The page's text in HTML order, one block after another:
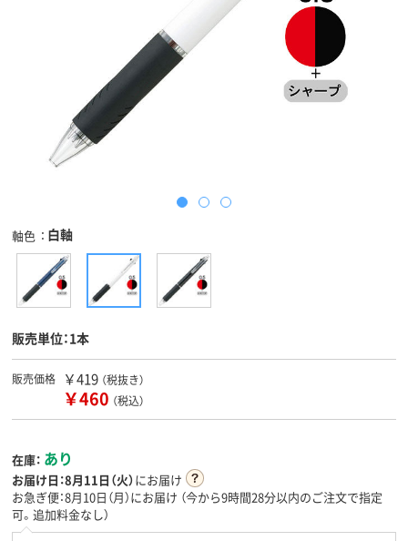
軸色 白軸
販売単位：1本
販売価格 ￥419 （税抜き）
￥460 （税込）
在庫： あり
お届け日：8月11日（火）にお届け
お急ぎ便：8月10日（月）にお届け （今から9時間28分以内のご注文で指定
可。追加料金なし）